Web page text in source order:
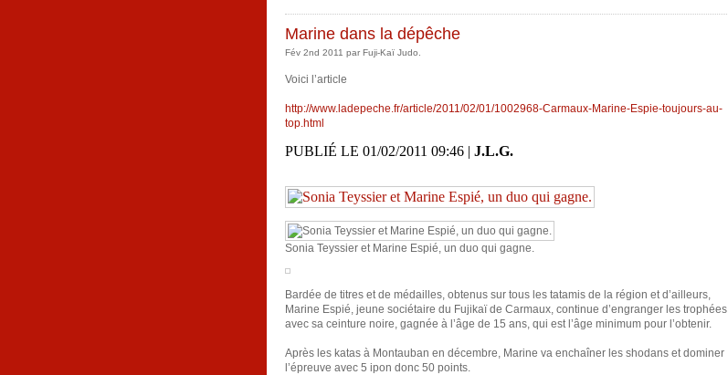
le
Marine dans la dépêche
Fév 2nd 2011 par Fuji-Kaï Judo.
Voici l’article
http://www.ladepeche.fr/article/2011/02/01/1002968-Carmaux-Marine-Espie-toujours-au-
top.html
PUBLIÉ LE 01/02/2011 09:46 | J.L.G.
Sonia Teyssier et Marine Espié, un duo qui gagne.
Bardée de titres et de médailles, obtenus sur tous les tatamis de la région et d’ailleurs,
Marine Espié, jeune sociétaire du Fujikaï de Carmaux, continue d’engranger les trophées
avec sa ceinture noire, gagnée à l’âge de 15 ans, qui est l’âge minimum pour l’obtenir.
Après les katas à Montauban en décembre, Marine va enchaîner les shodans et dominer
l’épreuve avec 5 ipon donc 50 points.